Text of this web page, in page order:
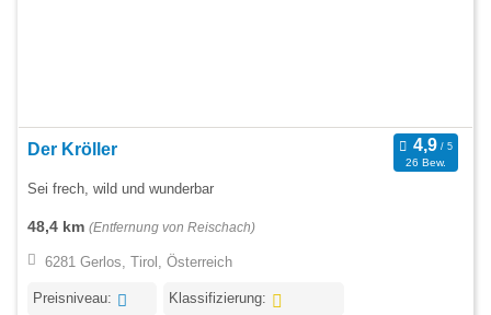
Der Kröller
26 Bew.
Sei frech, wild und wunderbar
48,4 km (Entfernung von Reischach)
6281 Gerlos, Tirol, Österreich
Preisniveau: Klassifizierung: